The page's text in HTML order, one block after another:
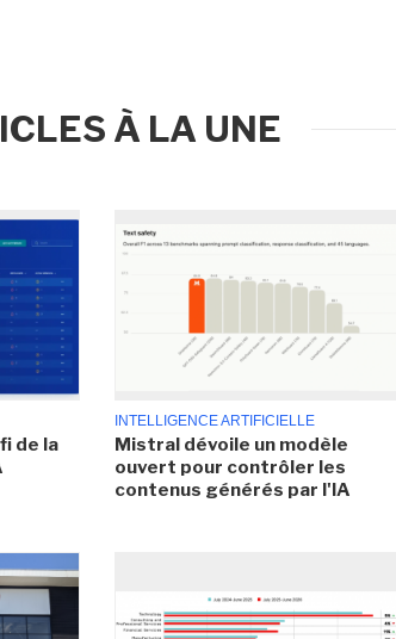
À LA UNE
de la
INTELLIGENCE ARTIFICIELLE
Mistral dévoile un modèle
ouvert pour contrôler les
contenus générés par l'IA